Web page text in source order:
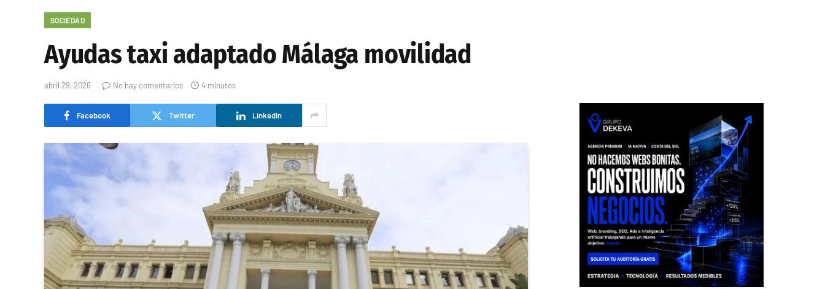
SOCIEDAD
Ayudas taxi adaptado Málaga movilidad
abril 29, 2026 No hay comentarios 4 minutos
Facebook Twitter LinkedIn